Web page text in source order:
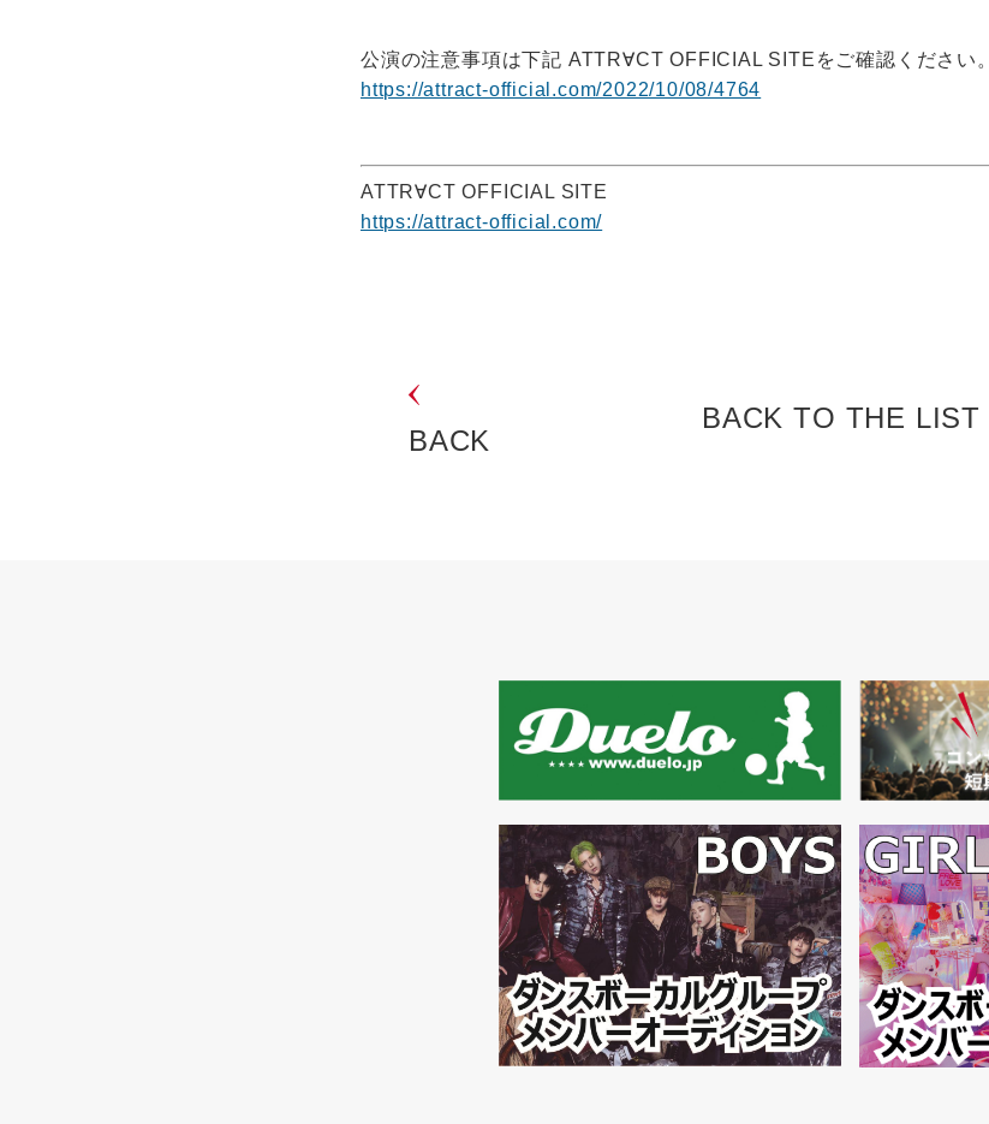
公演の注意事項は下記 ATTR∀CT OFFICIAL SITEをご確認ください。
https://attract-official.com/2022/10/08/4764
ATTR∀CT OFFICIAL SITE
https://attract-official.com/
BACK
BACK TO THE LIST